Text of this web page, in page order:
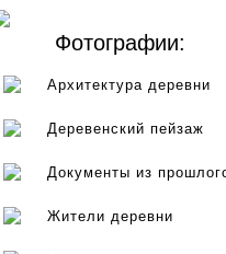
Фотографии:
Архитектура деревни
Деревенский пейзаж
Документы из
Жители деревни